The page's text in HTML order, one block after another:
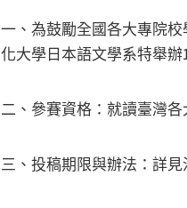
一、為鼓勵全國各大專院
化大學日本語文學系特舉辦
二、參賽資格：就讀臺灣
三、投稿期限與辦法：詳見